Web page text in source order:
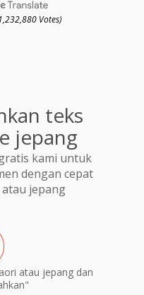
Votes)
teks
jepang
kami untuk
dengan cepat
jepang
atau jepang dan